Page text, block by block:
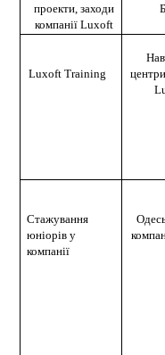
проекти, заходи
компанії Luxoft
Luxoft Training
Стажування
юніорів у
компанії